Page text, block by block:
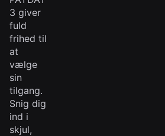
3 giver
fuld
frihed til
at
vælge
sin
tilgang.
Snig dig
ind i
skjul,